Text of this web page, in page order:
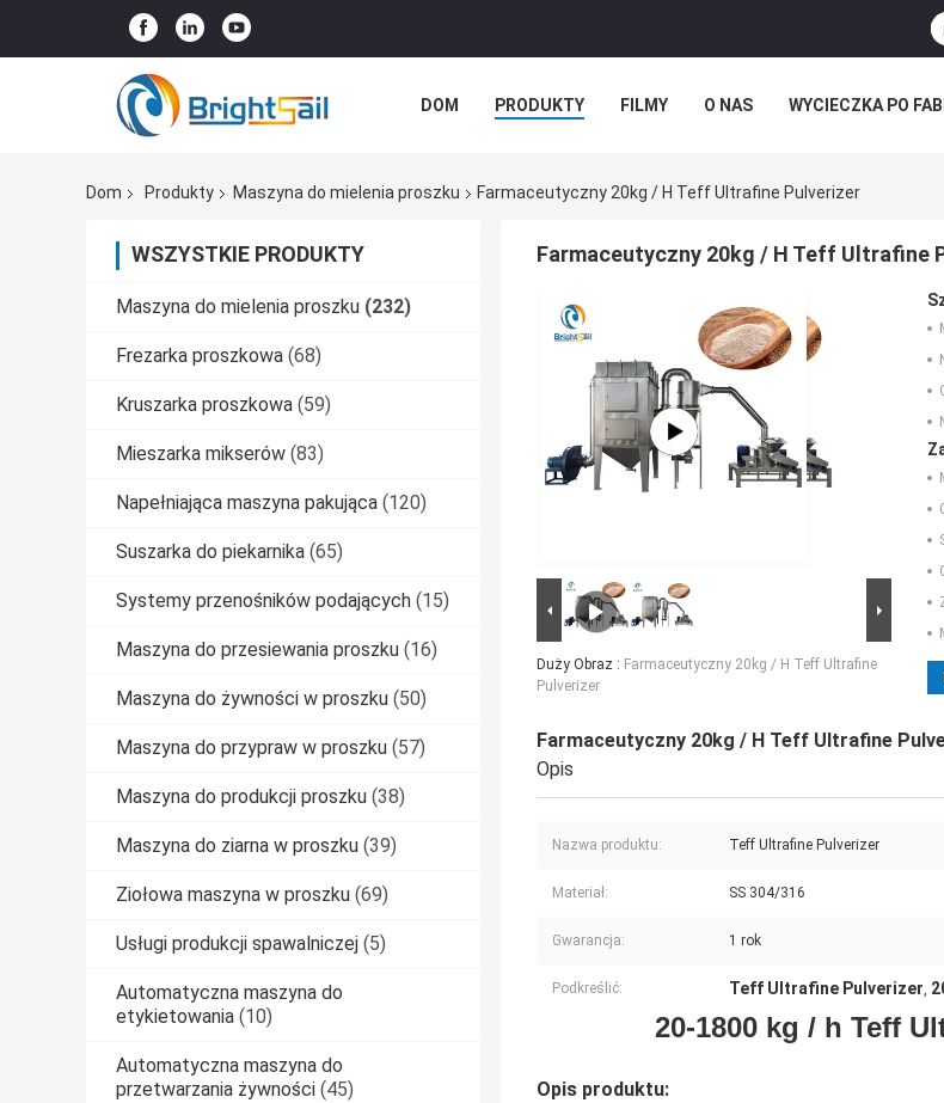
DOM PRODUKTY FILMY O NAS WYCIECZKA PO
Dom
Produkty Maszyna do mielenia proszku Farmaceutyczny 20kg / H Teff Ultrafine Pulverizer
WSZYSTKIE PRODUKTY
Maszyna do mielenia proszku (232)
Frezarka proszkowa (68)
Kruszarka proszkowa (59)
Mieszarka mikserów (83)
Napełniająca maszyna pakująca (120)
Suszarka do piekarnika (65)
Systemy przenośników podających (15)
Maszyna do przesiewania proszku (16)
Maszyna do żywności w proszku (50)
Maszyna do przypraw w proszku (57)
Maszyna do produkcji proszku (38)
Maszyna do ziarna w proszku (39)
Ziołowa maszyna w proszku (69)
Usługi produkcji spawalniczej (5)
Automatyczna maszyna do
etykietowania (10)
Automatyczna maszyna do
przetwarzania żywności (45)
Farmaceutyczny 20kg / H Teff Ultrafine
Duży Obraz : Farmaceutyczny 20kg / H Teff Ultrafine
Pulverizer
Farmaceutyczny 20kg / H Teff Ultrafine
Opis
Nazwa produktu: Teff Ultrafine Pulverizer
Materiał: SS 304/316
Gwarancja: 1 rok
Podkreślić: Teff Ultrafine Pulverizer,
20-1800 kg / h Teff
Opis produktu: